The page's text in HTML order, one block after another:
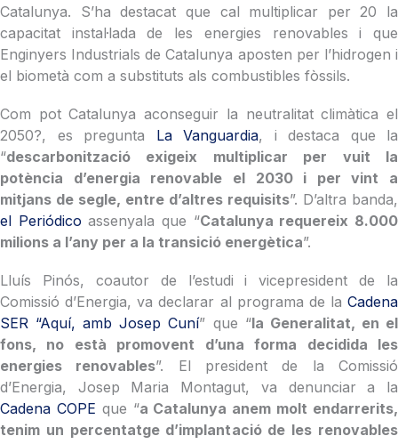
Catalunya. S’ha destacat que cal multiplicar per 20 la
capacitat instal·lada de les energies renovables i que
Enginyers Industrials de Catalunya aposten per l’hidrogen i
el biometà com a substituts als combustibles fòssils.
Com pot Catalunya aconseguir la neutralitat climàtica el
2050?, es pregunta La Vanguardia, i destaca que la
“descarbonització exigeix multiplicar per vuit la
potència d’energia renovable el 2030 i per vint a
mitjans de segle, entre d’altres requisits”. D’altra banda,
el Periódico assenyala que “Catalunya requereix 8.000
milions a l’any per a la transició energètica”.
Lluís Pinós, coautor de l’estudi i vicepresident de la
Comissió d’Energia, va declarar al programa de la Cadena
SER “Aquí, amb Josep Cuní” que “la Generalitat, en el
fons, no està promovent d’una forma decidida les
energies renovables”. El president de la Comissió
d’Energia, Josep Maria Montagut, va denunciar a la
Cadena COPE que “a Catalunya anem molt endarrerits,
tenim un percentatge d’implantació de les renovables